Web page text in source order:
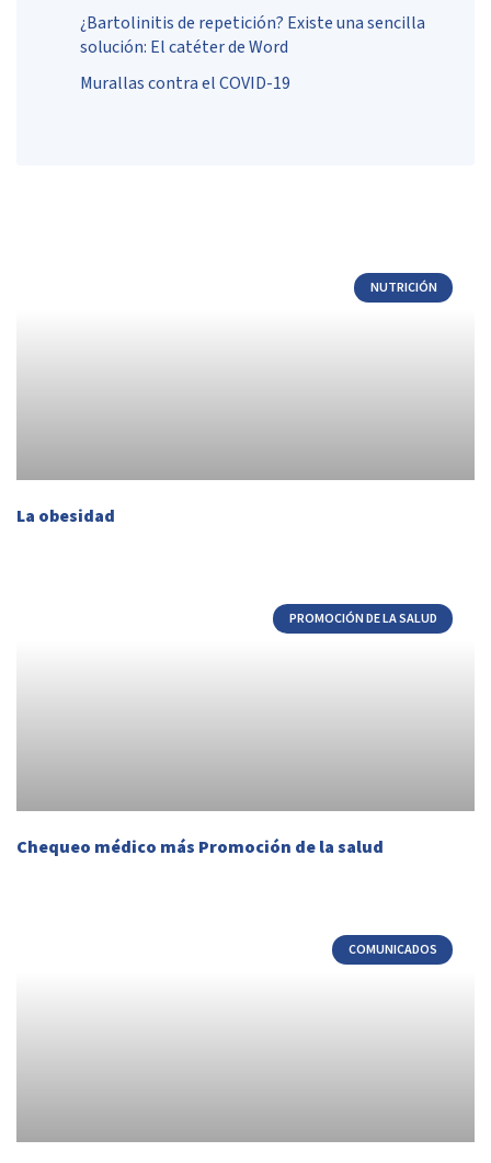
¿Bartolinitis de repetición? Existe una sencilla
solución: El catéter de Word
Murallas contra el COVID-19
NUTRICIÓN
La obesidad
PROMOCIÓN DE LA SALUD
Chequeo médico más Promoción de la salud
COMUNICADOS